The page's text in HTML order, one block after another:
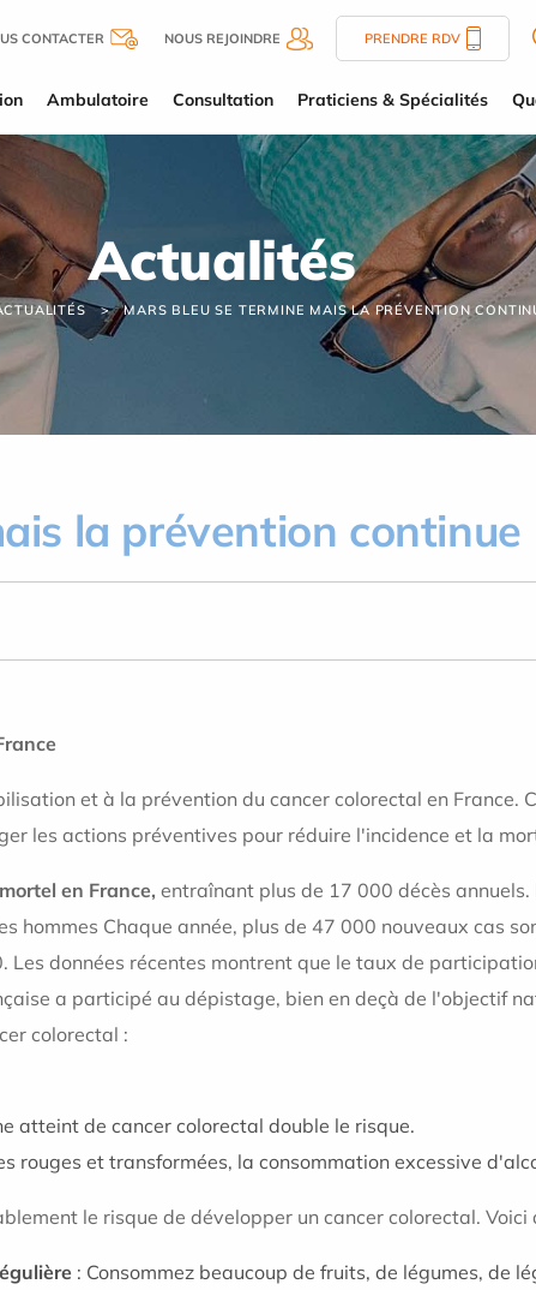
CONTACTER NOUS REJOINDRE PRENDRE RDV
Ambulatoire Consultation Praticiens & Spécialités
Actualités
MARS BLEU SE TERMINE MAIS LA PRÉVENTION
la prévention continue
et à la prévention du cancer colorectal en France.
les actions préventives pour réduire l'incidence et la
en France, entraînant plus de 17 000 décès
hommes Chaque année, plus de 47 000 nouveaux cas
Les données récentes montrent que le taux de
a participé au dépistage, bien en deçà de l'objectif
colorectal :
atteint de cancer colorectal double le risque.
rouges et transformées, la consommation excessive
le risque de développer un cancer colorectal.
: Consommez beaucoup de fruits, de légumes, de